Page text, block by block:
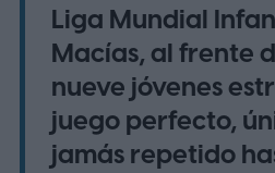
Liga Mundial
Macías, al frente
nueve jóvenes
juego perfecto,
jamás repetido